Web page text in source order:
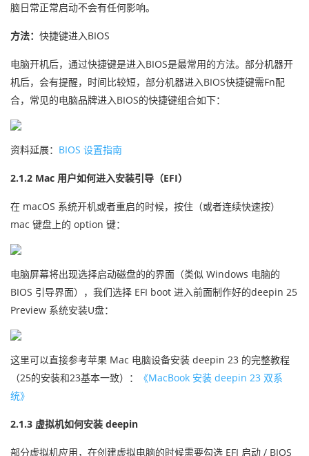
脑日常正常启动不会有任何影响。
方法： 快捷键进入BIOS
电脑开机后，通过快捷键是进入BIOS是最常用的方法。部分机器开
机后，会有提醒，时间比较短，部分机器进入BIOS快捷键需Fn配
合，常见的电脑品牌进入BIOS的快捷键组合如下：
资料延展： BIOS 设置指南
2.1.2 Mac 用户如何进入安装引导（EFI）
在 macOS 系统开机或者重启的时候，按住（或者连续快速按）
mac 键盘上的 option 键：
电脑屏幕将出现选择启动磁盘的的界面（类似 Windows 电脑的
BIOS 引导界面），我们选择 EFI boot 进入前面制作好的deepin 25
Preview 系统安装U盘：
这里可以直接参考苹果 Mac 电脑设备安装 deepin 23 的完整教程
（25的安装和23基本一致）：
《MacBook 安装 deepin 23 双系
统》
2.1.3 虚拟机如何安装 deepin
部分虚拟机应用，在创建虚拟电脑的时候需要勾选 EFI 启动 / BIOS